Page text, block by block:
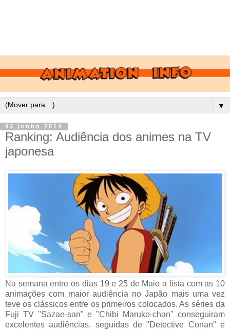
▼
03 junho 2014
Ranking: Audiência dos animes na TV
japonesa
Na semana entre os dias 19 e 25 de Maio a lista com as 10
animações com maior audiência no Japão mais uma vez
teve os clássicos entre os primeiros colocados. As séries da
Fuji TV "Sazae-san" e "Chibi Maruko-chan" conseguiram
excelentes audiências, seguidas de "Detective Conan" e